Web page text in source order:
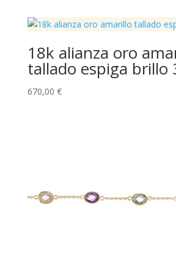
18k alianza oro
tallado espiga brillo
670,00 €